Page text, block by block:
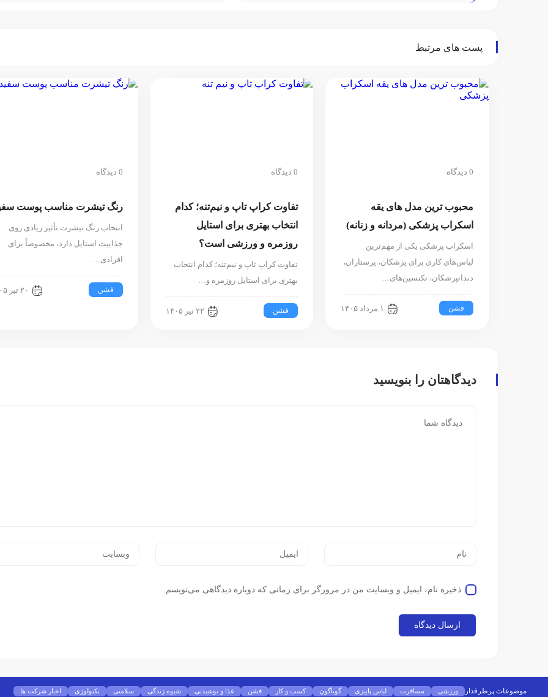
پست های مرتبط
0 دیدگاه
محبوب ترین مدل های یقه
اسکراب پزشکی (مردانه و زنانه)
اسکراب پزشکی یکی از مهم‌ترین
لباس‌های کاری برای پزشکان، پرستاران،
دندانپزشکان، تکنسین‌های…
فشن ۱ مرداد ۱۴۰۵
0 دیدگاه
تفاوت کراپ تاپ و نیم‌تنه؛ کدام
انتخاب بهتری برای استایل
روزمره و ورزشی است؟
تفاوت کراپ تاپ و نیم‌تنه؛ کدام انتخاب
بهتری برای استایل روزمره و…
فشن ۲۲ تیر ۱۴۰۵
0 دیدگاه
رنگ تیشرت مناسب پوست
انتخاب رنگ تیشرت تأثیر زیادی روی
جذابیت استایل دارد، مخصوصاً برای
افرادی…
فشن ۲۰ تیر ۱۴۰۵
دیدگاهتان را بنویسید
ذخیره نام، ایمیل و وبسایت من در مرورگر برای زمانی که دوباره دیدگاهی می‌نویسم.
موضوعات پرطرفدار ورزشی مسافرت لباس پاییزی گوناگون کسب و کار فشن غذا و نوشیدنی شیوه زندگی سلامتی تکنولوژی اخبار شرکت ها